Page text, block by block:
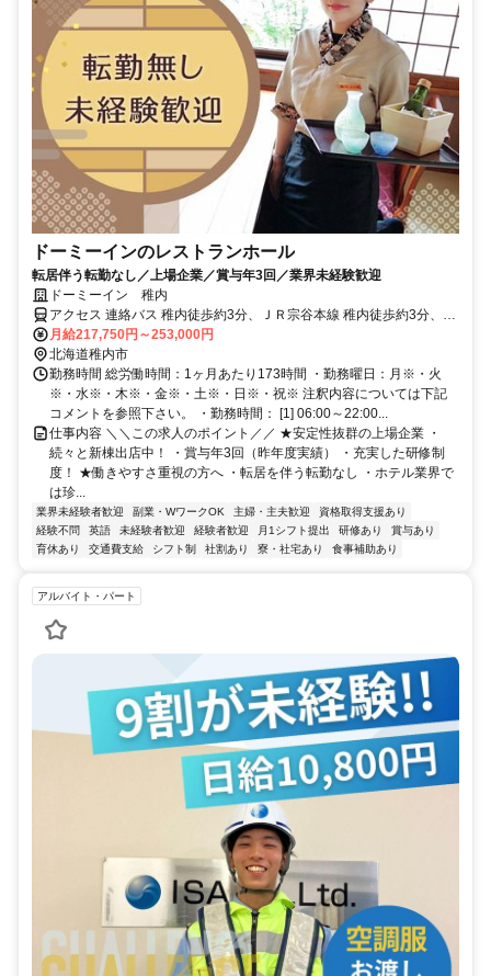
ドーミーインのレストランホール
転居伴う転勤なし／上場企業／賞与年3回／業界未経験歓迎
ドーミーイン 稚内
アクセス 連絡バス 稚内徒歩約3分、ＪＲ宗谷本線 稚内徒歩約3分、Ｊ
Ｒ宗谷本線 南稚内徒歩約31分
月給217,750円～253,000円
北海道稚内市
勤務時間 総労働時間：1ヶ月あたり173時間 ・勤務曜日：月※・火
※・水※・木※・金※・土※・日※・祝※ 注釈内容については下記
コメントを参照下さい。 ・勤務時間： [1] 06:00～22:00...
仕事内容 ＼＼この求人のポイント／／ ★安定性抜群の上場企業 ・
続々と新棟出店中！ ・賞与年3回（昨年度実績） ・充実した研修制
度！ ★働きやすさ重視の方へ ・転居を伴う転勤なし ・ホテル業界で
は珍...
業界未経験者歓迎 副業・WワークOK 主婦・主夫歓迎
資格取得支援あり
経験不問
英語 未経験者歓迎 経験者歓迎 月1シフト提出 研修あり
賞与あり
育休あり
交通費支給 シフト制 社割あり 寮・社宅あり 食事補助あり
アルバイト・パート